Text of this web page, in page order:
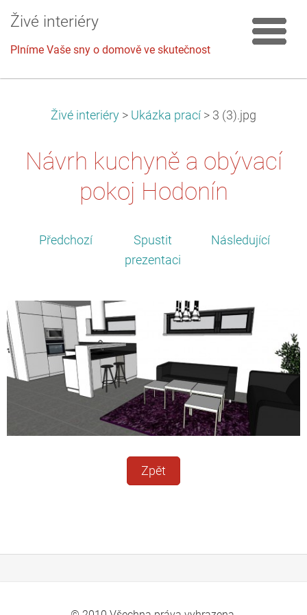
Živé interiéry
Plníme Vaše sny o domově ve skutečnost
Živé interiéry > Ukázka prací > 3 (3).jpg
Návrh kuchyně a obývací
pokoj Hodonín
Předchozí
Spustit
prezentaci
Následující
Zpět